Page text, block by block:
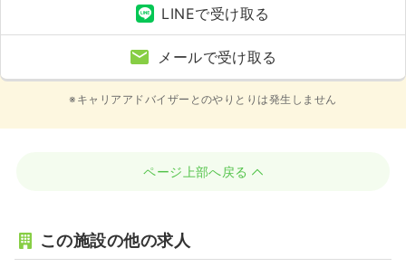
LINEで受け取る
メールで受け取る
※キャリアアドバイザーとのやりとりは発生しません
ページ上部へ戻る
この施設の他の求人